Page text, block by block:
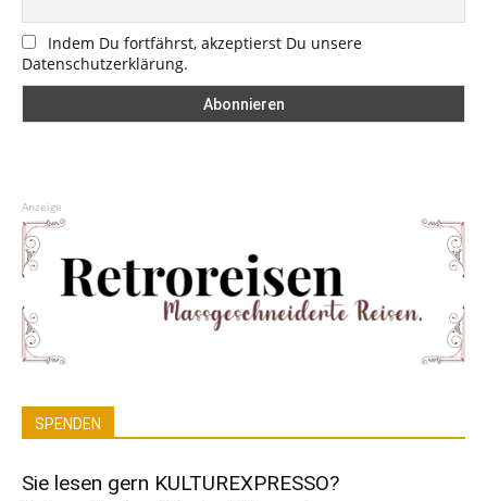
Indem Du fortfährst, akzeptierst Du unsere
Datenschutzerklärung.
Anzeige
SPENDEN
Sie lesen gern KULTUREXPRESSO?